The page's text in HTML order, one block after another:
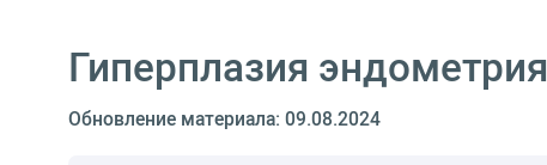
Гиперплазия эндометрия
Обновление материала: 09.08.2024